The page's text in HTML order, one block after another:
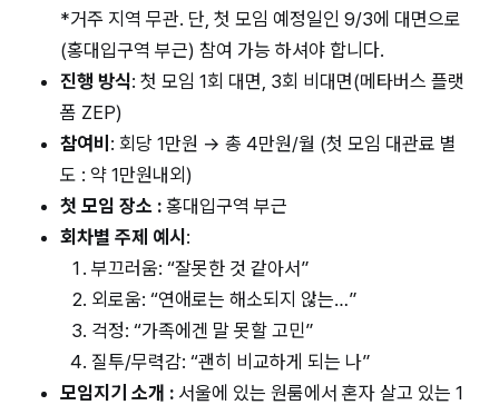
*거주 지역 무관. 단, 첫 모임 예정일인 9/3에 대면으로
(홍대입구역 부근) 참여 가능 하셔야 합니다.
진행 방식: 첫 모임 1회 대면, 3회 비대면(메타버스 플랫
폼 ZEP)
참여비 : 회당 1만원 → 총 4만원/월 (첫 모임 대관료 별
도 : 약 1만원내외)
첫 모임 장소 :홍대입구역 부근
회차별 주제 예시 :
부끄러움: “잘못한 것 같아서”
외로움: “연애로는 해소되지 않는…”
걱정: “가족에겐 말 못할 고민”
질투/무력감: “괜히 비교하게 되는 나”
모임지기 소개 :서울에 있는 원룸에서 혼자 살고 있는 1